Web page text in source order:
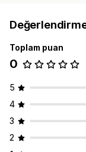
Toplam puan
0
5
4
3
2